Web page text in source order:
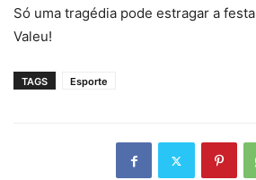
Só uma tragédia pode estragar a
Valeu!
TAGS Esporte